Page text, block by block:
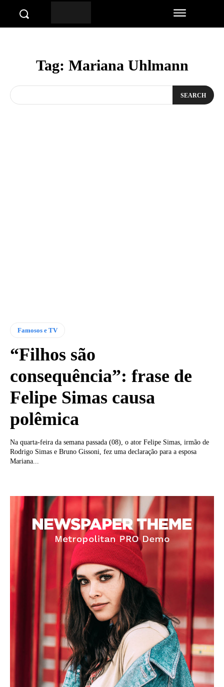
Tag: Mariana Uhlmann
SEARCH
Famosos e TV
“Filhos são
consequência”: frase de
Felipe Simas causa
polêmica
Na quarta-feira da semana passada (08), o ator Felipe Simas, irmão de
Rodrigo Simas e Bruno Gissoni, fez uma declaração para a esposa
Mariana...